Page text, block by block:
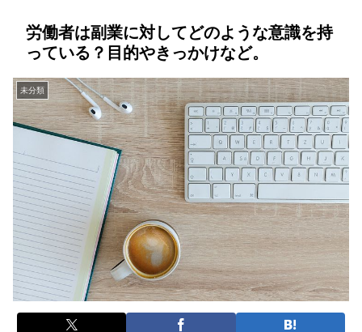
労働者は副業に対してどのような意識を持
っている？目的やきっかけなど。
未分類